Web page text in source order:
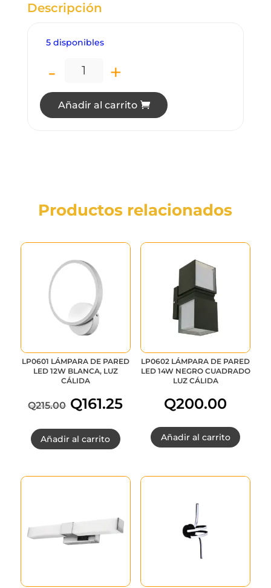
Descripción
5 disponibles
LP0628 LÁMPARA DE PARED LED 8W
- +
Añadir al carrito
Productos relacionados
LP0601 LÁMPARA DE PARED
LED 12W BLANCA, LUZ
CÁLIDA
Q215.00
precio
original
Q215.00.
Q161.25
precio
actual
Q161.25.
Añadir al carrito
LP0602 LÁMPARA DE PARED
LED 14W NEGRO CUADRADO
LUZ CÁLIDA
Q200.00
Añadir al carrito